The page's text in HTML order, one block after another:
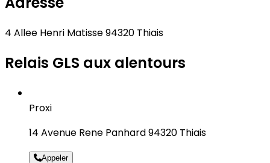
4 Allee Henri Matisse 94320 Thiais
Relais GLS aux alentours
Proxi
14 Avenue Rene Panhard 94320 Thiais
Appeler